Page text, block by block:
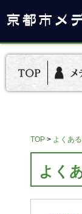
TOP > よくあ
よく